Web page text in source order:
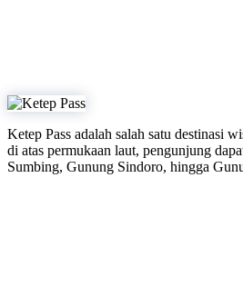
Ketep Pass adalah salah satu destinasi
di atas permukaan laut, pengunjung
Sumbing, Gunung Sindoro, hingga